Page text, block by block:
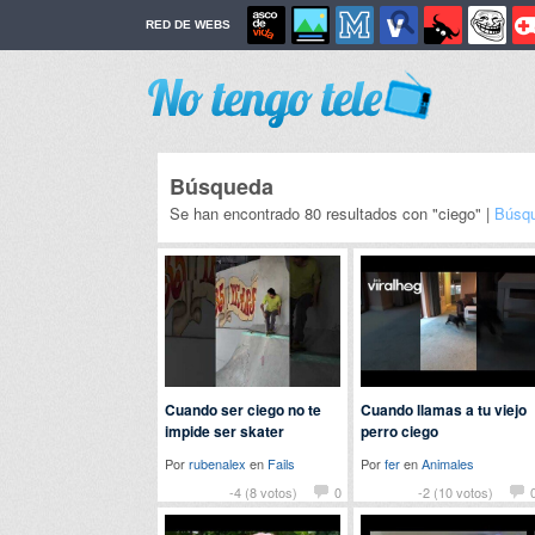
RED DE WEBS
Búsqueda
Se han encontrado 80 resultados con "ciego" |
-4 (8 votos) 0
Cuando ser ciego no te
impide ser skater
Porrubenalex en Fails
-2 (10 votos)
Cuando llamas a tu viejo
perro ciego
PorferenAnimales